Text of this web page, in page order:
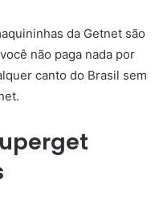
da Getnet são
não paga nada por
canto do Brasil sem